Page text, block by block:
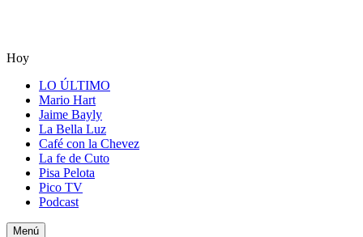
Hoy
LO ÚLTIMO
Mario Hart
Jaime Bayly
La Bella Luz
Café con la Chevez
La fe de Cuto
Pisa Pelota
Pico TV
Podcast
Menú